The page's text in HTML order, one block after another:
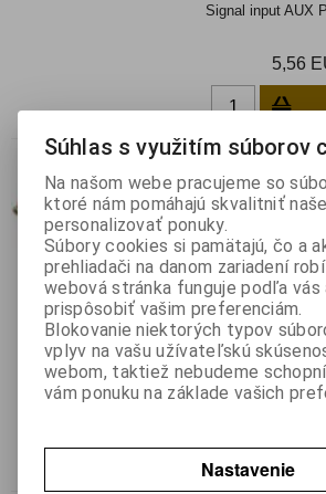
Signal input AUX
5,56
ZRS-AUX/
Katalógové číslo:
Výrobca:
Záruka
Termín
LIESKOVEC :
Hmotnosť:
Hmotnosť
Adaptér Aux;
5,66
Súhlas s využitím súborov
Na našom webe pracujeme so
ktoré nám pomáhajú skvalitniť
personalizovať ponuky.
Súbory cookies si pamätajú, čo a
prehliadači na danom zariadení
webová stránka funguje podľa vás
prispôsobiť vašim preferenciám.
Blokovanie niektorých typov
vplyv na vašu užívateľskú
webom, taktiež nebudeme
vám ponuku na základe vašich
Nastavenie